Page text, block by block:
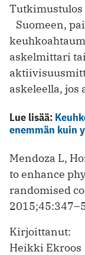
Suomeen,
askelmittari
askeleella, jos
Lue lisää:
enemmän kuin
Mendoza L,
to enhance
randomised
Kirjoittanut:
Heikki Ekroos